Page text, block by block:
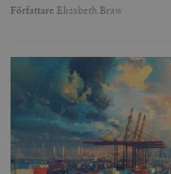
Författare Elisabeth Braw